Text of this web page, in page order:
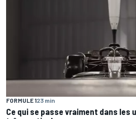
FORMULE 123 min
Ce qui se passe vraiment dans les